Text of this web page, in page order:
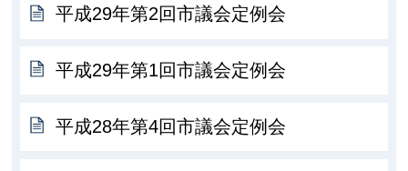
平成29年第2回市議会定例会
平成29年第1回市議会定例会
平成28年第4回市議会定例会